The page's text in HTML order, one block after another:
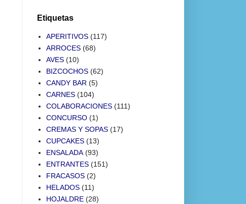
Etiquetas
APERITIVOS (117)
ARROCES (68)
AVES (10)
BIZCOCHOS (62)
CANDY BAR (5)
CARNES (104)
COLABORACIONES (111)
CONCURSO (1)
CREMAS Y SOPAS (17)
CUPCAKES (13)
ENSALADA (93)
ENTRANTES (151)
FRACASOS (2)
HELADOS (11)
HOJALDRE (28)